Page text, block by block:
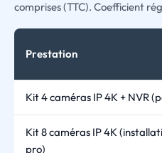
comprises (TTC). Coefficient
Prestation
Kit 4 caméras IP 4K + NVR
Kit 8 caméras IP 4K
pro)